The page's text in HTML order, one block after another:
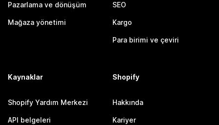
Pazarlama ve dönüşüm
Mağaza yönetimi
SEO
Kargo
Para birimi ve çeviri
Kaynaklar
Shopify Yardım Merkezi
API belgeleri
Shopify
Hakkında
Kariyer